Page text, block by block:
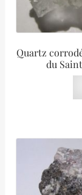
Quartz
du